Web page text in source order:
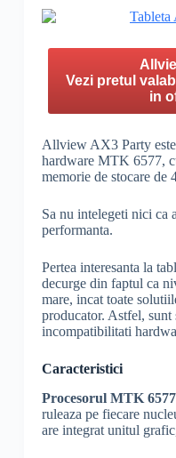
Vezi pretul
in
Allview AX3 Party
hardware MTK 6577,
memorie de stocare de
Sa nu intelegeti nici ca
performanta.
Pertea interesanta la
decurge din faptul ca
mare, incat toate
producator. Astfel, sunt
incompatibilitati
Caracteristici
Procesorul MTK 6577
ruleaza pe fiecare
are integrat unitul